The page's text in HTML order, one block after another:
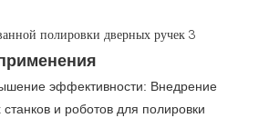
эффективности: Внедрение
и роботов для полировки